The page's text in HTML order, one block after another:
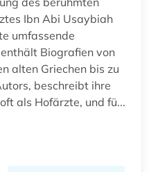
Ibn Abi Usaybiah
umfassende
Biografien von
alten Griechen bis zu
beschreibt ihre
als Hofärzte, und fü...